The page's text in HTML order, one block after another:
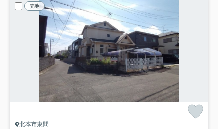
売地
北本市東間